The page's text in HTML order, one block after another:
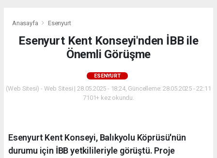
Anasayfa Esenyurt
Esenyurt Kent Konseyi'nden İBB ile
Önemli Görüşme
ESENYURT
(Web Sitesi) - Web Sitesi | 28.05.2025 - 18:24, Güncelleme: 28.05.2025 - 22:11
7101+ kez okundu.
Esenyurt Kent Konseyi, Balıkyolu Köprüsü'nün
durumu için İBB yetkilileriyle görüştü. Proje